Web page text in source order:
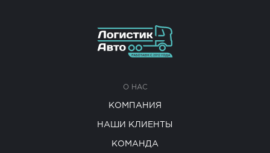
О НАС
КОМПАНИЯ
НАШИ КЛИЕНТЫ
КОМАНДА